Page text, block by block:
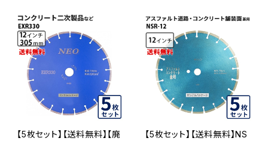
【5枚セット】【送料無料】【廃
【5枚セット】【送料無料】NS